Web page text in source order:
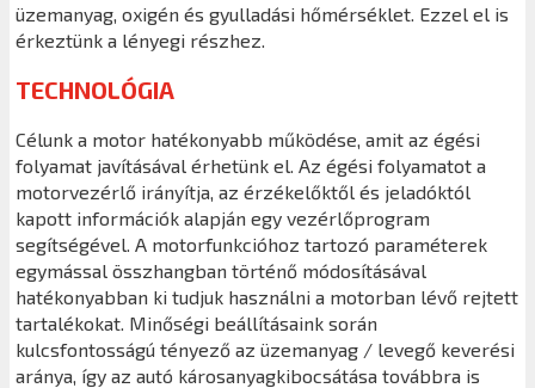
üzemanyag, oxigén és gyulladási hőmérséklet. Ezzel el is
érkeztünk a lényegi részhez.
TECHNOLÓGIA
Célunk a motor hatékonyabb működése, amit az égési
folyamat javításával érhetünk el. Az égési folyamatot a
motorvezérlő irányítja, az érzékelőktől és jeladóktól
kapott információk alapján egy vezérlőprogram
segítségével. A motorfunkcióhoz tartozó paraméterek
egymással összhangban történő módosításával
hatékonyabban ki tudjuk használni a motorban lévő rejtett
tartalékokat. Minőségi beállításaink során
kulcsfontosságú tényező az üzemanyag / levegő keverési
aránya, így az autó károsanyagkibocsátása továbbra is